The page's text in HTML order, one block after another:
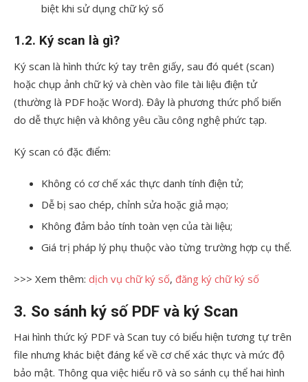
biệt khi sử dụng chữ ký số
1.2. Ký scan là gì?
Ký scan là hình thức ký tay trên giấy, sau đó quét (scan)
hoặc chụp ảnh chữ ký và chèn vào file tài liệu điện tử
(thường là PDF hoặc Word). Đây là phương thức phổ biến
do dễ thực hiện và không yêu cầu công nghệ phức tạp.
Ký scan có đặc điểm:
Không có cơ chế xác thực danh tính điện tử;
Dễ bị sao chép, chỉnh sửa hoặc giả mạo;
Không đảm bảo tính toàn vẹn của tài liệu;
Giá trị pháp lý phụ thuộc vào từng trường hợp cụ thể.
>>> Xem thêm: dịch vụ chữ ký số, đăng ký chữ ký số
3. So sánh ký số PDF và ký Scan
Hai hình thức ký PDF và Scan tuy có biểu hiện tương tự trên
file nhưng khác biệt đáng kể về cơ chế xác thực và mức độ
bảo mật. Thông qua việc hiểu rõ và so sánh cụ thể hai hình